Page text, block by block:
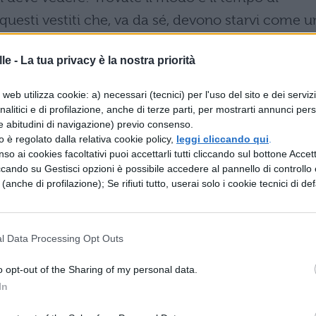
- La tua privacy è la nostra priorità
utilizza cookie: a) necessari (tecnici) per l'uso del sito e dei
e di profilazione, anche di terze parti, per mostrarti annunci
abitudini di navigazione) previo consenso.
è regolato dalla relativa cookie policy, leggi cliccando qui
ai cookies facoltativi puoi accettarli tutti cliccando sul bottone
su Gestisci opzioni è possibile accedere al pannello di controllo
di profilazione); Se rifiuti tutto, userai solo i cookie tecnici di
Data Processing Opt Outs
opt-out of the Sharing of my personal data.
vestiti che, va da sé, devono starvi come
condizionerà la vostra prestazione, ve
DI LAVORO: POTREI MA NON
e conoscete lo standard
bene è giusto ma non meglio di chi vi farà il
non spiccare come quelli che se la
LAVORO, UN ESEMPIO
che potete poi adattare alle vostre